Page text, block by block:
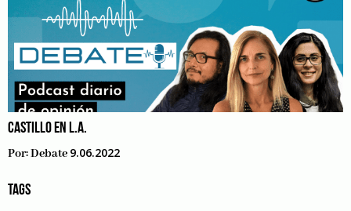
CASTILLO EN L.A.
Por:Debate 9.06.2022
TAGS